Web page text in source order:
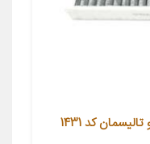
کد 1431